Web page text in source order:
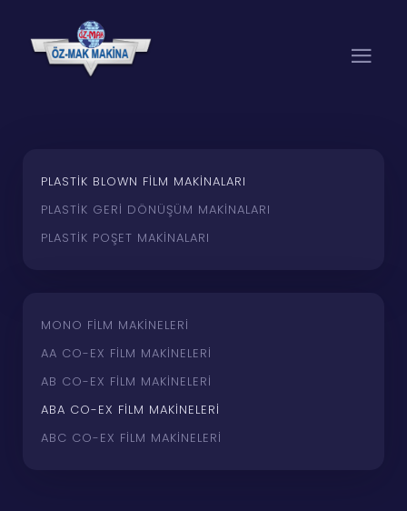
PLASTIK BLOWN FILM MAKINALARI
PLASTIK GERI DÖNÜŞÜM MAKINALARI
PLASTIK POŞET MAKINALARI
MONO FILM MAKINELERI
AA CO-EX FILM MAKINELERI
AB CO-EX FILM MAKINELERI
ABA CO-EX FILM MAKINELERI
ABC CO-EX FILM MAKINELERI